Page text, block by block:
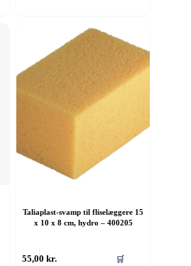
Taliaplast-svamp til fliselæggere 15
x 10 x 8 cm, hydro – 400205
55,00 kr. 🛒